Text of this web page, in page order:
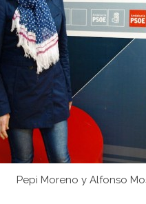
Pepi Moreno y Alfonso